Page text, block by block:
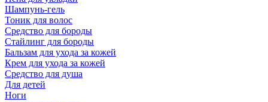
Шампунь-гель
Тоник для волос
Средство для бороды
Стайлинг для бороды
Бальзам для ухода за кожей
Крем для ухода за кожей
Средство для душа
Для детей
Ноги